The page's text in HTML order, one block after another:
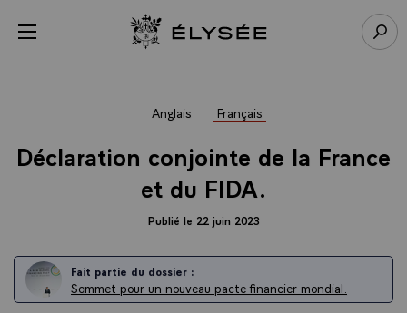
menu Retour à l’accueil Élysée
Anglais Français
Déclaration conjointe de la France
et du FIDA.
Publié le 22 juin 2023
Fait partie du dossier :
Sommet pour un nouveau pacte financier mondial.
Panneau de gestion des cookies